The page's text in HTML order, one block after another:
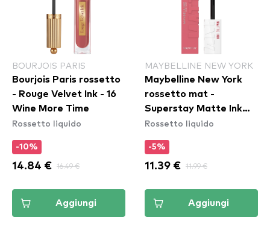
BOURJOIS PARIS
Bourjois Paris rossetto
- Rouge Velvet Ink - 16
Wine More Time
Rossetto liquido
-10%
14.84 € 16.49 €
Aggiungi
MAYBELLINE NEW YORK
Maybelline New York
rossetto mat -
Superstay Matte Ink
Liquid Lipstick - 180
Rossetto liquido
-5%
11.39 € 11.99 €
Aggiungi